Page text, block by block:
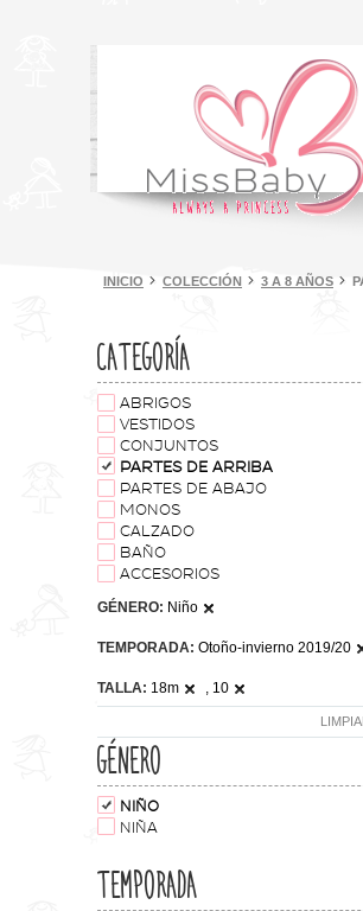
INICIO COLECCIÓN 3 A 8 AÑOS
CATEGORÍA
ABRIGOS
VESTIDOS
CONJUNTOS
PARTES DE ARRIBA
PARTES DE ABAJO
MONOS
CALZADO
BAÑO
ACCESORIOS
GÉNERO: Niño
TEMPORADA: Otoño-invierno 2019/20
TALLA: 18m , 10
GÉNERO
NIÑO
NIÑA
TEMPORADA